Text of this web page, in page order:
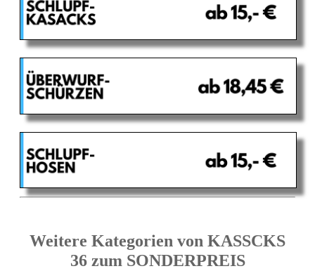
Weitere Kategorien von KASSCKS
36 zum SONDERPREIS